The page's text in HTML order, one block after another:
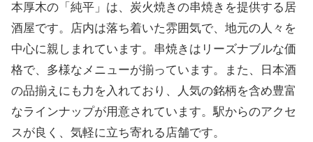
本厚木の「純平」は、炭火焼きの串焼きを提供する居
酒屋です。店内は落ち着いた雰囲気で、地元の人々を
中心に親しまれています。串焼きはリーズナブルな価
格で、多様なメニューが揃っています。また、日本酒
の品揃えにも力を入れており、人気の銘柄を含め豊富
なラインナップが用意されています。駅からのアクセ
スが良く、気軽に立ち寄れる店舗です。